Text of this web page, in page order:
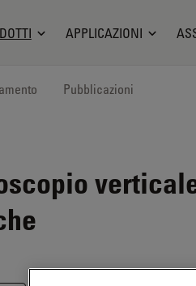
APPLICAZIONI
Pubblicazioni